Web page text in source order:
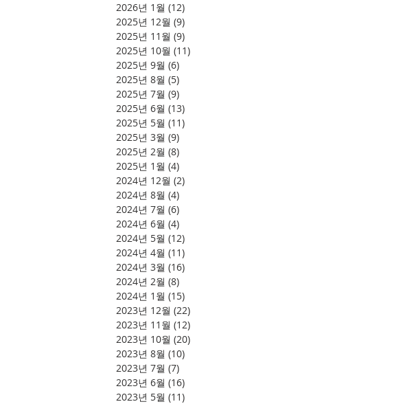
2026년 1월 (12)
2025년 12월 (9)
2025년 11월 (9)
2025년 10월 (11)
2025년 9월 (6)
2025년 8월 (5)
2025년 7월 (9)
2025년 6월 (13)
2025년 5월 (11)
2025년 3월 (9)
2025년 2월 (8)
2025년 1월 (4)
2024년 12월 (2)
2024년 8월 (4)
2024년 7월 (6)
2024년 6월 (4)
2024년 5월 (12)
2024년 4월 (11)
2024년 3월 (16)
2024년 2월 (8)
2024년 1월 (15)
2023년 12월 (22)
2023년 11월 (12)
2023년 10월 (20)
2023년 8월 (10)
2023년 7월 (7)
2023년 6월 (16)
2023년 5월 (11)